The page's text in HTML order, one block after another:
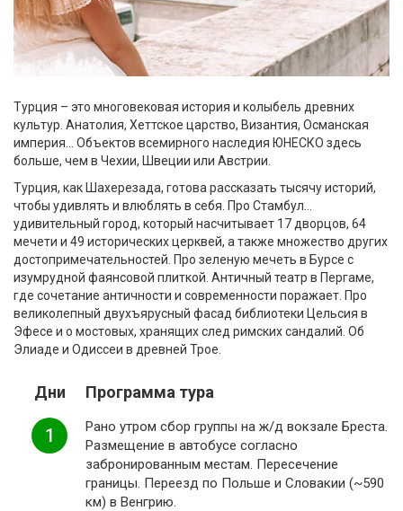
Турция – это многовековая история и колыбель древних
культур. Анатолия, Хеттское царство, Византия, Османская
империя... Объектов всемирного наследия ЮНЕСКО здесь
больше, чем в Чехии, Швеции или Австрии.
Турция, как Шахерезада, готова рассказать тысячу историй,
чтобы удивлять и влюблять в себя. Про Стамбул...
удивительный город, который насчитывает 17 дворцов, 64
мечети и 49 исторических церквей, а также множество других
достопримечательностей. Про зеленую мечеть в Бурсе с
изумрудной фаянсовой плиткой. Античный театр в Пергаме,
где сочетание античности и современности поражает. Про
великолепный двухъярусный фасад библиотеки Цельсия в
Эфесе и о мостовых, хранящих след римских сандалий. Об
Элиаде и Одиссеи в древней Трое.
Дни Программа тура
1
Рано утром сбор группы на ж/д вокзале Бреста.
Размещение в автобусе согласно
забронированным местам. Пересечение
границы. Переезд по Польше и Словакии (~590
км) в Венгрию.